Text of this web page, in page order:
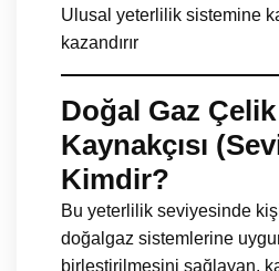
Ulusal yeterlilik sistemine
kazandırır
Doğal Gaz
Kaynakçısı
Kimdir?
Bu yeterlilik seviyesinde
doğalgaz sistemlerine
birleştirilmesini sağlayan,